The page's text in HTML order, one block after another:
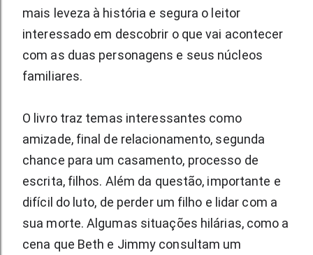
mais leveza à história e segura o leitor
interessado em descobrir o que vai acontecer
com as duas personagens e seus núcleos
familiares.
O livro traz temas interessantes como
amizade, final de relacionamento, segunda
chance para um casamento, processo de
escrita, filhos. Além da questão, importante e
difícil do luto, de perder um filho e lidar com a
sua morte. Algumas situações hilárias, como a
cena que Beth e Jimmy consultam um